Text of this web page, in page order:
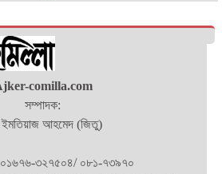
comilla.com
সম্পাদক:
ইমতিয়াজ আহমেদ (জিতু)
: ০১৬৭৬-৩২৭৫০৪/ ০৮১-৭৩৯৭০